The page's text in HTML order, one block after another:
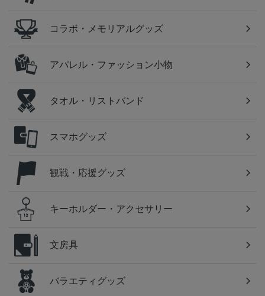
コラボ・メモリアルグッズ
アパレル・ファッション小物
タオル・リストバンド
スマホグッズ
観戦・応援グッズ
キーホルダー・アクセサリー
文房具
バラエティグッズ